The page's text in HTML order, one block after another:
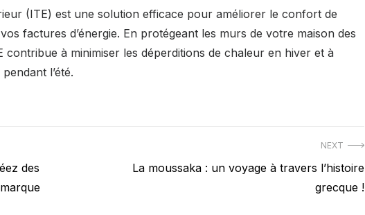
(ITE) est une solution efficace pour améliorer le confort de
factures d’énergie. En protégeant les murs de votre maison des
contribue à minimiser les déperditions de chaleur en hiver et à
l’été.
des
NEXT
NextLa moussaka : un voyage à travers l’histoire
grecque !